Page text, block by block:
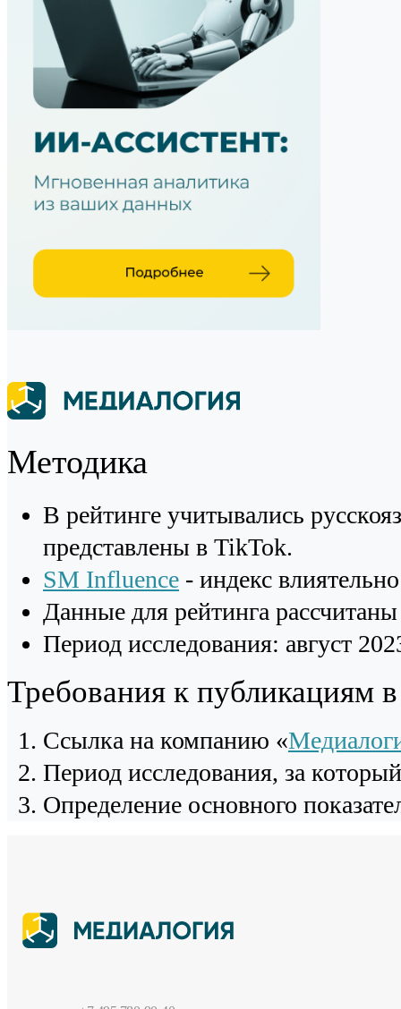
Методика
В рейтинге учитывались
представлены в TikTok.
SM Influence - индекс
Данные для рейтинга
Период исследования: август
Требования к публикациям
Cсылка на компанию «
Период исследования, за
Определение основного